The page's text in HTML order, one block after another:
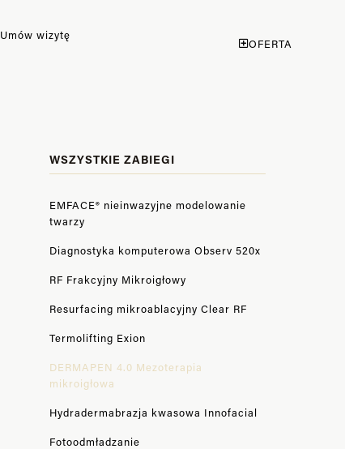
Umów wizytę
OFERTA
WSZYSTKIE ZABIEGI
EMFACE® nieinwazyjne modelowanie
twarzy
Diagnostyka komputerowa Observ 520x
RF Frakcyjny Mikroigłowy
Resurfacing mikroablacyjny Clear RF
Termolifting Exion
DERMAPEN 4.0 Mezoterapia
mikroigłowa
Hydradermabrazja kwasowa Innofacial
Fotoodmładzanie